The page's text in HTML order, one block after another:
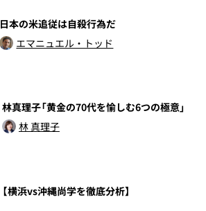
日本の米追従は自殺行為だ
エマニュエル・トッド
林真理子「黄金の70代を愉しむ6つの極意」
林 真理子
【横浜vs沖縄尚学を徹底分析】